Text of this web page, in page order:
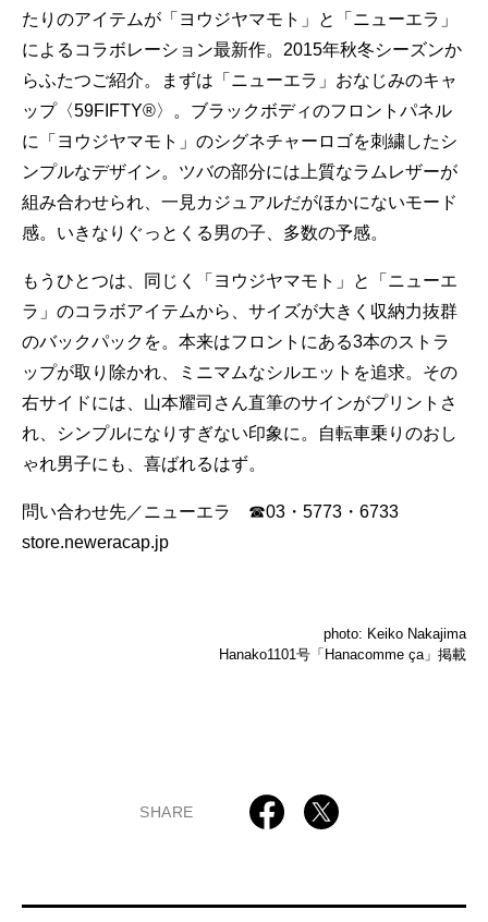
たりのアイテムが「ヨウジヤマモト」と「ニューエラ」
によるコラボレーション最新作。2015年秋冬シーズンか
らふたつご紹介。まずは「ニューエラ」おなじみのキャ
ップ〈59FIFTY®〉。ブラックボディのフロントパネル
に「ヨウジヤマモト」のシグネチャーロゴを刺繍したシ
ンプルなデザイン。ツバの部分には上質なラムレザーが
組み合わせられ、一見カジュアルだがほかにないモード
感。いきなりぐっとくる男の子、多数の予感。
もうひとつは、同じく「ヨウジヤマモト」と「ニューエ
ラ」のコラボアイテムから、サイズが大きく収納力抜群
のバックパックを。本来はフロントにある3本のストラ
ップが取り除かれ、ミニマムなシルエットを追求。その
右サイドには、山本耀司さん直筆のサインがプリントさ
れ、シンプルになりすぎない印象に。自転車乗りのおし
ゃれ男子にも、喜ばれるはず。
問い合わせ先／ニューエラ ☎03・5773・6733
store.neweracap.jp
photo: Keiko Nakajima
Hanako1101号「Hanacomme ça」掲載
SHARE